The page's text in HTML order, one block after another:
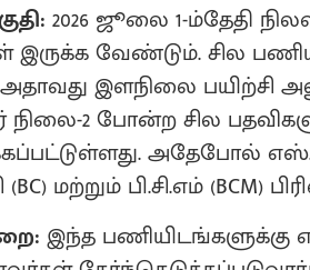
2026 ஜூலை 1-ம்தேதி
இருக்க வேண்டும். சில
அதாவது இளநிலை பயிற்சி
2 போன்ற சில
அதேபோல் எஸ்.சி
(BC) மற்றும் பி.சி.எம்
இந்த பணியிடங்களுக்கு